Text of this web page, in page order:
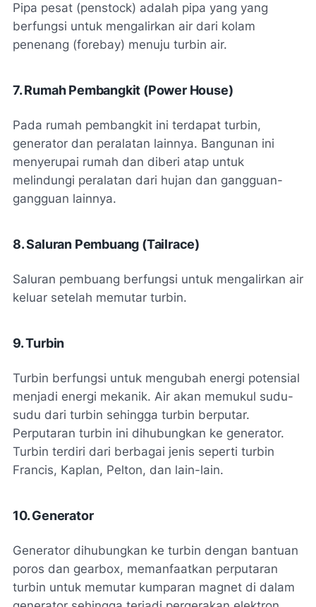
Pipa pesat (penstock) adalah pipa yang yang
berfungsi untuk mengalirkan air dari kolam
penenang (forebay) menuju turbin air.
7. Rumah Pembangkit (Power House)
Pada rumah pembangkit ini terdapat turbin,
generator dan peralatan lainnya. Bangunan ini
menyerupai rumah dan diberi atap untuk
melindungi peralatan dari hujan dan gangguan-
gangguan lainnya.
8. Saluran Pembuang (Tailrace)
Saluran pembuang berfungsi untuk mengalirkan air
keluar setelah memutar turbin.
9. Turbin
Turbin berfungsi untuk mengubah energi potensial
menjadi energi mekanik. Air akan memukul sudu-
sudu dari turbin sehingga turbin berputar.
Perputaran turbin ini dihubungkan ke generator.
Turbin terdiri dari berbagai jenis seperti turbin
Francis, Kaplan, Pelton, dan lain-lain.
10. Generator
Generator dihubungkan ke turbin dengan bantuan
poros dan gearbox, memanfaatkan perputaran
turbin untuk memutar kumparan magnet di dalam